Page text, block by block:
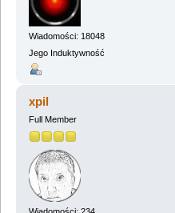
Wiadomości: 18048
Jego Induktywność
xpil
Full Member